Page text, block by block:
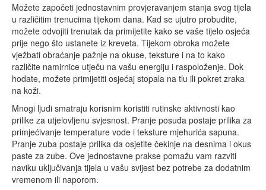
Možete započeti jednostavnim provjeravanjem stanja svog tijela
u različitim trenucima tijekom dana. Kad se ujutro probudite,
možete odvojiti trenutak da primijetite kako se vaše tijelo osjeća
prije nego što ustanete iz kreveta. Tijekom obroka možete
vježbati obraćanje pažnje na okuse, teksture i na to kako
različite namirnice utječu na vašu energiju i raspoloženje. Dok
hodate, možete primijetiti osjećaj stopala na tlu ili pokret zraka
na koži.
Mnogi ljudi smatraju korisnim koristiti rutinske aktivnosti kao
prilike za utjelovljenu svjesnost. Pranje posuđa postaje prilika za
primjećivanje temperature vode i teksture mjehurića sapuna.
Pranje zuba postaje prilika da osjetite čekinje na desnima i okus
paste za zube. Ove jednostavne prakse pomažu vam razviti
naviku uključivanja tijela u vašu svijest bez potrebe za dodatnim
vremenom ili naporom.